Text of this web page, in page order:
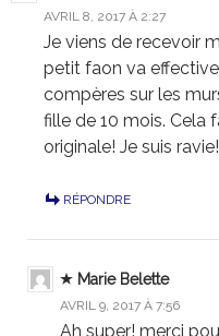
AVRIL 8, 2017 À 2:27
Je viens de recevoir
petit faon va
compères sur les
fille de 10 mois. Cela
originale! Je suis
RÉPONDRE
Marie Belette
AVRIL 9, 2017 À 7:56
Ah super! merci